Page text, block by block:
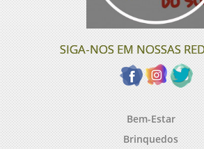
SIGA-NOS EM NOSSAS
Bem-Estar
Brinquedos